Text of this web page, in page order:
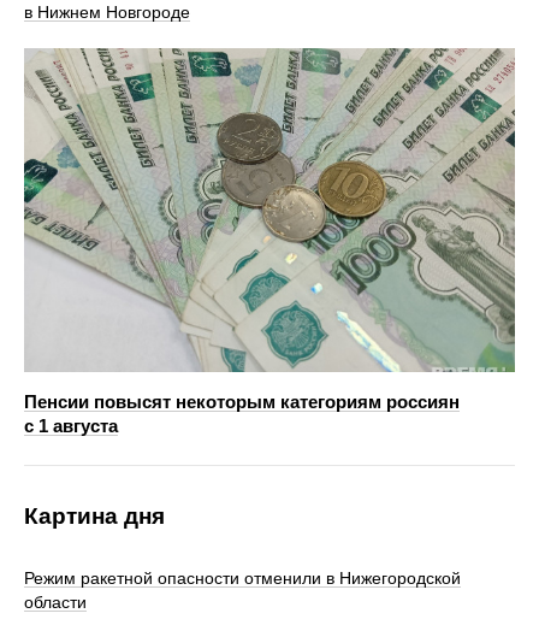
в Нижнем Новгороде
Пенсии повысят некоторым категориям россиян
с 1 августа
Картина дня
Режим ракетной опасности отменили в Нижегородской
области